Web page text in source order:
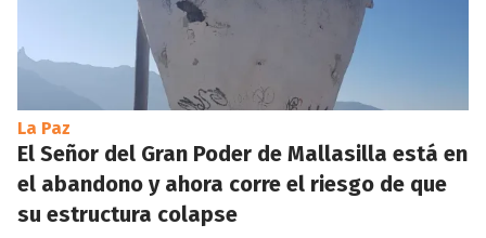
La Paz
El Señor del Gran Poder de Mallasilla está en
el abandono y ahora corre el riesgo de que
su estructura colapse